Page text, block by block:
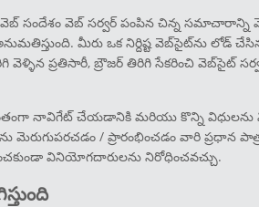
సందేశం వెబ్ సర్వర్ పంపిన చిన్న సమాచారాన్ని
మీరు ఒక నిర్దిష్ట వెబ్‌సైట్‌ను లోడ్
ప్రతిసారీ, బ్రౌజర్ తిరిగి సేకరించి వెబ్‌సైట్
నావిగేట్ చేయడానికి మరియు కొన్ని విధులను
/ ప్రారంభించడం వారి ప్రధాన
వినియోగదారులను నిరోధించవచ్చు.